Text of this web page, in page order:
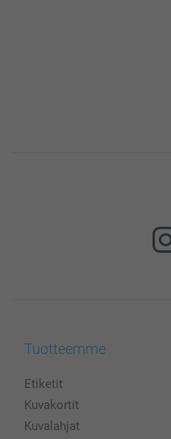
Tuotteemme
Etiketit
Kuvakortit
Kuvalahjat